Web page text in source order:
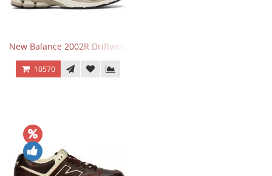
New Balance 2002R Driftwood Sea Salt бежевые
10570